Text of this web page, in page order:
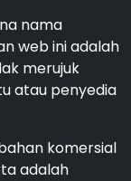
nama
web ini adalah
merujuk
atau penyedia
komersial
adalah